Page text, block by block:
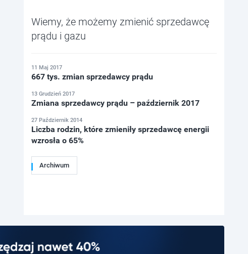
Wiemy, że możemy zmienić sprzedawcę
prądu i gazu
11 Maj 2017
667 tys. zmian sprzedawcy prądu
13 Grudzień 2017
Zmiana sprzedawcy prądu – październik 2017
27 Październik 2014
Liczba rodzin, które zmieniły sprzedawcę energii
wzrosła o 65%
Archiwum